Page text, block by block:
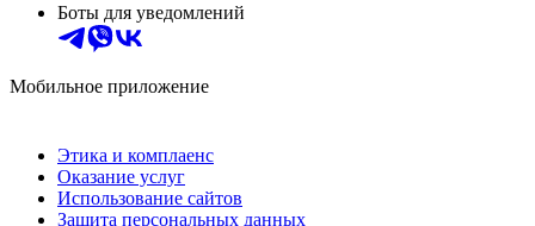
Боты для уведомлений
Мобильное приложение
Этика и комплаенс
Оказание услуг
Использование сайтов
Защита персональных данных